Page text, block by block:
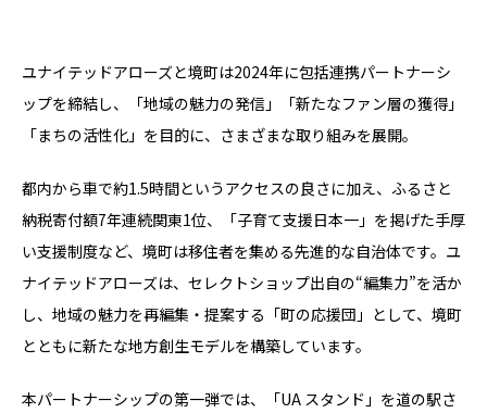
ユナイテッドアローズと境町は2024年に包括連携パートナーシ
ップを締結し、「地域の魅力の発信」「新たなファン層の獲得」
「まちの活性化」を目的に、さまざまな取り組みを展開。
都内から車で約1.5時間というアクセスの良さに加え、ふるさと
納税寄付額7年連続関東1位、「子育て支援日本一」を掲げた手厚
い支援制度など、境町は移住者を集める先進的な自治体です。ユ
ナイテッドアローズは、セレクトショップ出自の“編集力”を活か
し、地域の魅力を再編集・提案する「町の応援団」として、境町
とともに新たな地方創生モデルを構築しています。
本パートナーシップの第一弾では、「UA スタンド」を道の駅さ